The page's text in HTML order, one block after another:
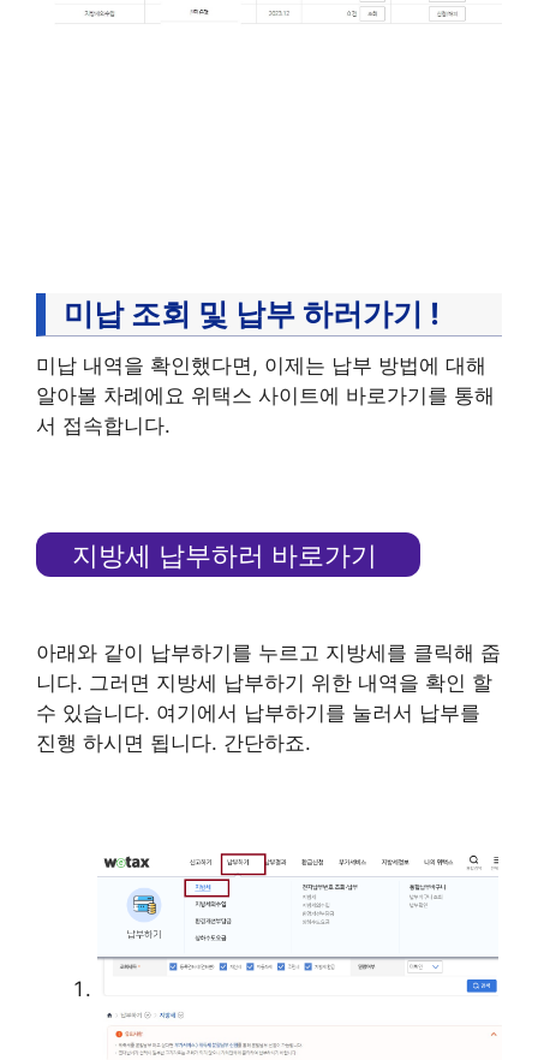
미납 조회 및 납부 하러가기 !
미납 내역을 확인했다면, 이제는 납부 방법에 대해
알아볼 차례에요 위택스 사이트에 바로가기를 통해
서 접속합니다.
지방세 납부하러 바로가기
아래와 같이 납부하기를 누르고 지방세를 클릭해 줍
니다. 그러면 지방세 납부하기 위한 내역을 확인 할
수 있습니다. 여기에서 납부하기를 눌러서 납부를
진행 하시면 됩니다. 간단하죠.